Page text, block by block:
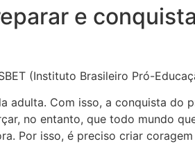
e
(Instituto Brasileiro Pró-
adulta. Com isso, a conquista do
no entanto, que todo mundo
Por isso, é preciso criar